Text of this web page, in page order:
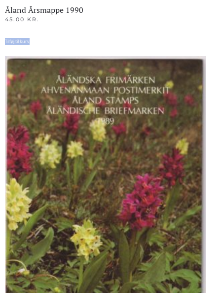
Åland Årsmappe 1990
45.00 KR.
Tilføj til kurv